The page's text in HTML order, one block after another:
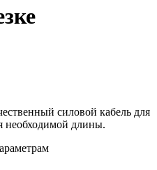
силовой кабель для
необходимой длины.